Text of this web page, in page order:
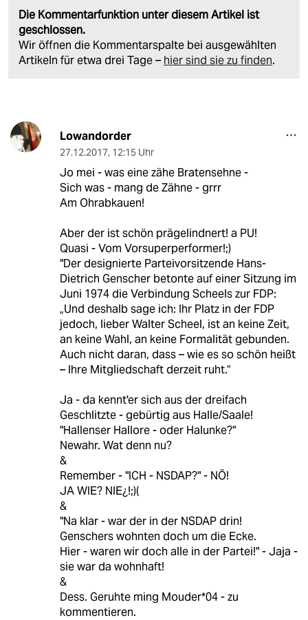
Die Kommentarfunktion unter diesem Artikel ist
geschlossen.
Wir öffnen die Kommentarspalte bei ausgewählten
Artikeln für etwa drei Tage – hier sind sie zu finden.
Lowandorder
27.12.2017, 12:15 Uhr
Jo mei - was eine zähe Bratensehne -
Sich was - mang de Zähne - grrr
Am Ohrabkauen!
Aber der ist schön prägelindnert! a PU!
Quasi - Vom Vorsuperperformer!;)
"Der designierte Parteivorsitzende Hans-
Dietrich Genscher betonte auf einer Sitzung im
Juni 1974 die Verbindung Scheels zur FDP:
„Und deshalb sage ich: Ihr Platz in der FDP
jedoch, lieber Walter Scheel, ist an keine Zeit,
an keine Wahl, an keine Formalität gebunden.
Auch nicht daran, dass – wie es so schön heißt
– Ihre Mitgliedschaft derzeit ruht.“
Ja - da kennt'er sich aus der dreifach
Geschlitzte - gebürtig aus Halle/Saale!
"Hallenser Hallore - oder Halunke?"
Newahr. Wat denn nu?
&
Remember - "ICH - NSDAP?" - NÖ!
JA WIE? NIE¿!;)(
&
"Na klar - war der in der NSDAP drin!
Genschers wohnten doch um die Ecke.
Hier - waren wir doch alle in der Partei!" - Jaja -
sie war da wohnhaft!
&
Dess. Geruhte ming Mouder*04 - zu
kommentieren.